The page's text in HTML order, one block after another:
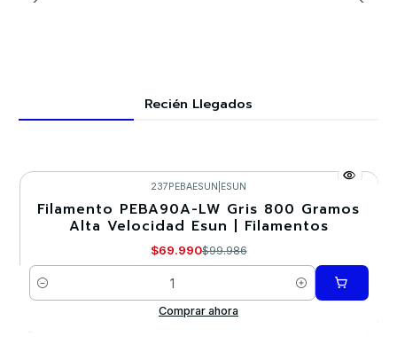
Recién Llegados
-30%
237PEBAESUN ESUN
Filamento PEBA90A-LW Gris 800 Gramos
Alta Velocidad Esun | Filamentos
$69.990$99.986
Cantidad
Comprar ahora